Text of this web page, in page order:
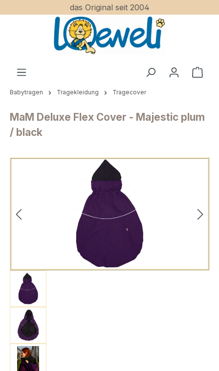
Zum Hauptinhalt springendas Original seit 2004
Babytragen Tragekleidung Tragecover
MaM Deluxe Flex Cover - Majestic plum
/ black
Bildergalerie überspringen